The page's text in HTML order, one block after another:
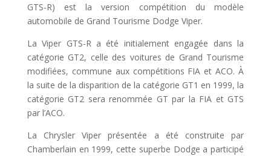
GTS-R) est la version compétition du modèle
automobile de Grand Tourisme Dodge Viper.
La Viper GTS-R a été initialement engagée dans la
catégorie GT2, celle des voitures de Grand Tourisme
modifiées, commune aux compétitions FIA et ACO. À
la suite de la disparition de la catégorie GT1 en 1999, la
catégorie GT2 sera renommée GT par la FIA et GTS
par l’ACO.
La Chrysler Viper présentée a été construite par
Chamberlain en 1999, cette superbe Dodge a participé